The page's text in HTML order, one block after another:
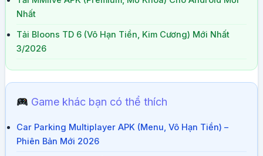
Nhất
Tải Bloons TD 6 (Vô Hạn Tiền, Kim Cương) Mới Nhất
3/2026
Game khác bạn có thể thích
Car Parking Multiplayer APK (Menu, Vô Hạn Tiền) –
Phiên Bản Mới 2026